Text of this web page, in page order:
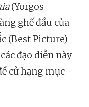
(Yorgos
ghế đầu của
(Best Picture)
đạo diễn này
cử hạng mục